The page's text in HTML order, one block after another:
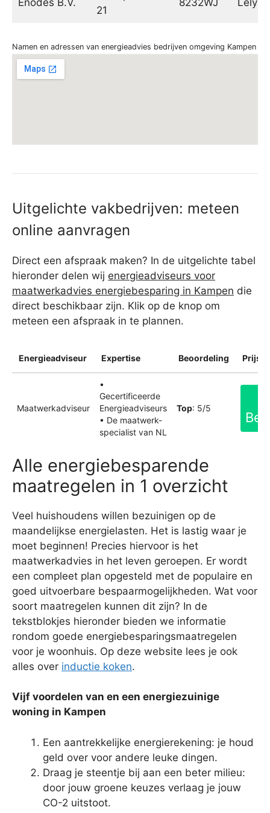
21
Namen en adressen van energieadvies bedrijven omgeving Kampen
Uitgelichte vakbedrijven: meteen
online aanvragen
Direct een afspraak maken? In de uitgelichte tabel
hieronder delen wij energieadviseurs voor
maatwerkadvies energiebesparing in Kampen die
direct beschikbaar zijn. Klik op de knop om
meteen een afspraak in te plannen.
Energieadviseur Expertise Beoordeling
Maatwerkadviseur
•
Gecertificeerde
Energieadviseurs
• De maatwerk-
specialist van NL
Top: 5/5
Alle energiebesparende
maatregelen in 1 overzicht
Veel huishoudens willen bezuinigen op de
maandelijkse energielasten. Het is lastig waar je
moet beginnen! Precies hiervoor is het
maatwerkadvies in het leven geroepen. Er wordt
een compleet plan opgesteld met de populaire en
goed uitvoerbare bespaarmogelijkheden. Wat voor
soort maatregelen kunnen dit zijn? In de
tekstblokjes hieronder bieden we informatie
rondom goede energiebesparingsmaatregelen
voor je woonhuis. Op deze website lees je ook
alles over inductie koken.
Vijf voordelen van en een energiezuinige
woning in Kampen
Een aantrekkelijke energierekening: je houd
geld over voor andere leuke dingen.
Draag je steentje bij aan een beter milieu:
door jouw groene keuzes verlaag je jouw
CO-2 uitstoot.